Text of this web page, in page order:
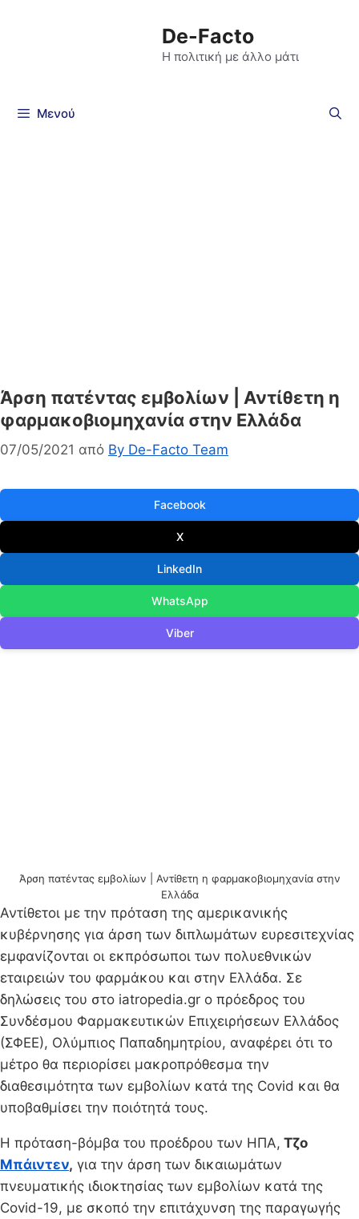
De-Facto
Η πολιτική με άλλο μάτι
Μενού
Άρση πατέντας εμβολίων | Αντίθετη η
φαρμακοβιομηχανία στην Ελλάδα
07/05/2021 από By De-Facto Team
Facebook
X
LinkedIn
WhatsApp
Viber
Άρση πατέντας εμβολίων | Αντίθετη η φαρμακοβιομηχανία στην
Ελλάδα
Αντίθετοι με την πρόταση της αμερικανικής
κυβέρνησης για άρση των διπλωμάτων ευρεσιτεχνίας
εμφανίζονται οι εκπρόσωποι των πολυεθνικών
εταιρειών του φαρμάκου και στην Ελλάδα. Σε
δηλώσεις του στο iatropedia.gr ο πρόεδρος του
Συνδέσμου Φαρμακευτικών Επιχειρήσεων Ελλάδος
(ΣΦΕΕ), Ολύμπιος Παπαδημητρίου, αναφέρει ότι το
μέτρο θα περιορίσει μακροπρόθεσμα την
διαθεσιμότητα των εμβολίων κατά της Covid και θα
υποβαθμίσει την ποιότητά τους.
Η πρόταση-βόμβα του προέδρου των ΗΠΑ, Τζο
Μπάιντεν, για την άρση των δικαιωμάτων
πνευματικής ιδιοκτησίας των εμβολίων κατά της
Covid-19, με σκοπό την επιτάχυνση της παραγωγής